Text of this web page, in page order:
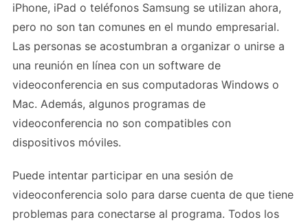
iPhone, iPad o teléfonos Samsung se utilizan ahora,
pero no son tan comunes en el mundo empresarial.
Las personas se acostumbran a organizar o unirse a
una reunión en línea con un software de
videoconferencia en sus computadoras Windows o
Mac. Además, algunos programas de
videoconferencia no son compatibles con
dispositivos móviles.
Puede intentar participar en una sesión de
videoconferencia solo para darse cuenta de que tiene
problemas para conectarse al programa. Todos los